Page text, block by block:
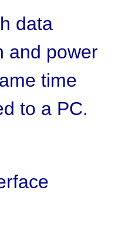
data
and power
time
to a PC.